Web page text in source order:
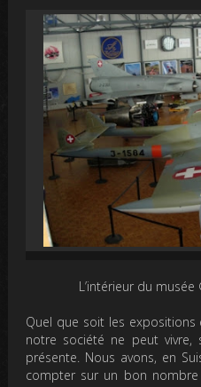
L’intérieur du
Quel que soit les expositions
notre société ne peut vivre,
présente. Nous avons, en
compter sur un bon